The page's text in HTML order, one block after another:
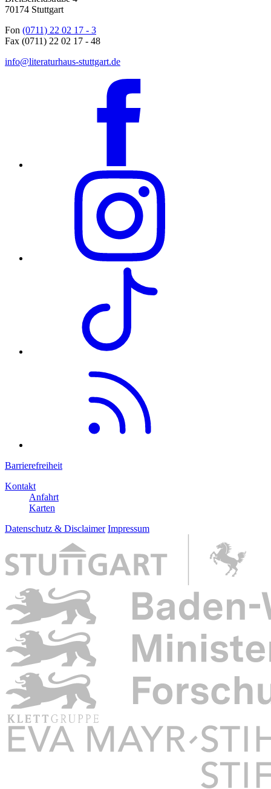
70174 Stuttgart
Fon (0711) 22 02 17 - 3
Fax (0711) 22 02 17 - 48
info@literaturhaus-stuttgart.de
Barrierefreiheit
Kontakt
Anfahrt
Karten
Datenschutz & Disclaimer Impressum